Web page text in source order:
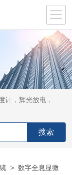
计，辉光放电，
>数字全息显微